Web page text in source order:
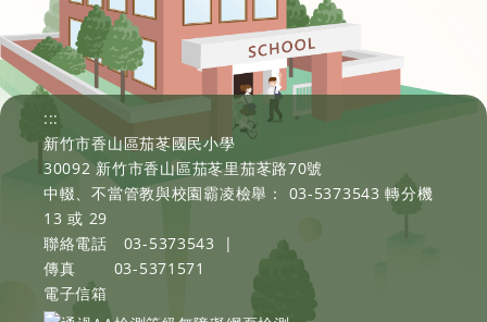
:::
新竹市香山區茄苳國民小學
30092 新竹市香山區茄苳里茄苳路70號
中輟、不當管教與校園霸凌檢舉： 03-5373543 轉分機
13 或 29
聯絡電話
03-5373543
|
傳真
03-5371571
電子信箱